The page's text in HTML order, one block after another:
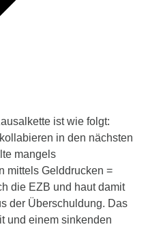
ist wie folgt:
in den nächsten
mangels
mittels Gelddrucken =
die EZB und haut damit
der Überschuldung. Das
und einem sinkenden